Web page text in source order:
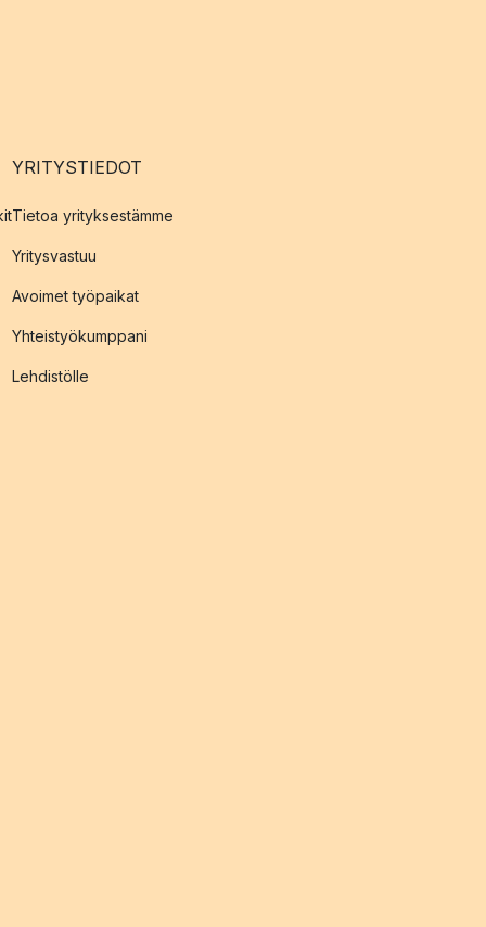
YRITYSTIEDOT
Tietoa yrityksestämme
Yritysvastuu
Avoimet työpaikat
Yhteistyökumppani
Lehdistölle